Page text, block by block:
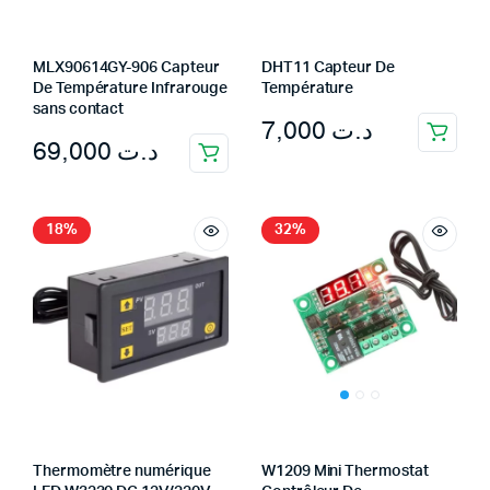
MLX90614GY-906 Capteur
De Température Infrarouge
sans contact
د.ت
DHT11 Capteur De
Température
د.ت
18%
Thermomètre numérique
32%
W1209 Mini Thermostat